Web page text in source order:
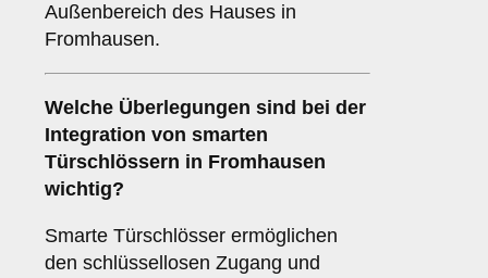
Außenbereich des Hauses in
Fromhausen.
Welche Überlegungen sind bei der
Integration von smarten
Türschlössern in Fromhausen
wichtig?
Smarte Türschlösser ermöglichen
den schlüssellosen Zugang und